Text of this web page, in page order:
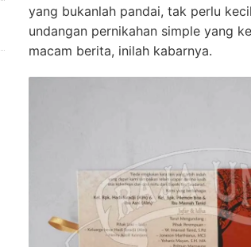
yang bukanlah pandai, tak perlu
undangan pernikahan simple yang
macam berita, inilah kabarnya.